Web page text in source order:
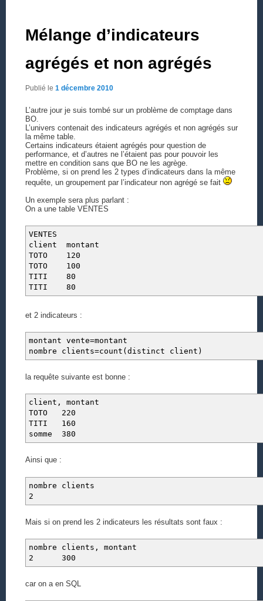
Mélange d’indicateurs
agrégés et non agrégés
Publié le 1 décembre 2010
L’autre jour je suis tombé sur un problème de comptage dans
BO.
L’univers contenait des indicateurs agrégés et non agrégés sur
la même table.
Certains indicateurs étaient agrégés pour question de
performance, et d’autres ne l’étaient pas pour pouvoir les
mettre en condition sans que BO ne les agrège.
Problème, si on prend les 2 types d’indicateurs dans la même
requête, un groupement par l’indicateur non agrégé se fait
Un exemple sera plus parlant :
On a une table VENTES
VENTES
client montant
TOTO 120
TOTO 100
TITI 80
TITI 80
et 2 indicateurs :
montant vente=montant
nombre clients=count(distinct client)
la requête suivante est bonne :
client, montant
TOTO 220
TITI 160
somme 380
Ainsi que :
nombre clients
2
Mais si on prend les 2 indicateurs les résultats sont faux :
nombre clients, montant
2 300
car on a en SQL